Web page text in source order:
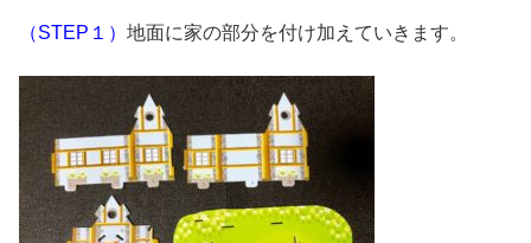
（STEP１） 地面に家の部分を付け加えていきます。